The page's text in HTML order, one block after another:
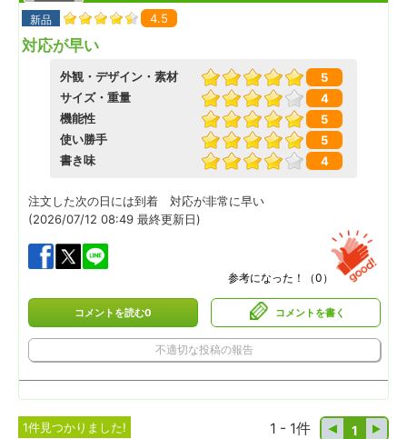
新品 4.5
対応が早い
外観・デザイン・素材
5
サイズ・重量
4
機能性
5
使い勝手
5
書き味
4
注文した次の日には到着 対応が非常に早い
(2026/07/12 08:49 最終更新日)
参考になった！（0 ）
コメントを読む0 コメントを書く
不適切な投稿の報告
1件見つかりました! 1
1 - 1件